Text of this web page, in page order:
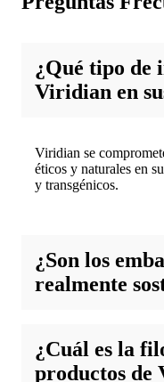
¿Qué tipo de
Viridian en
Viridian se
éticos y naturales en
y transgénicos.
¿Son los
realmente
sostenibles y
ambiente.
¿Cuál es la
productos de